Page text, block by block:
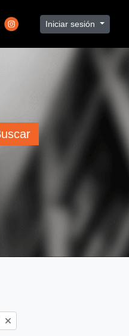
Iniciar sesión